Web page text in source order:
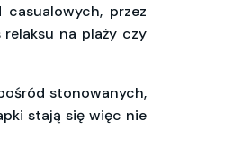
przez
na plaży czy
stonowanych,
stają się więc nie